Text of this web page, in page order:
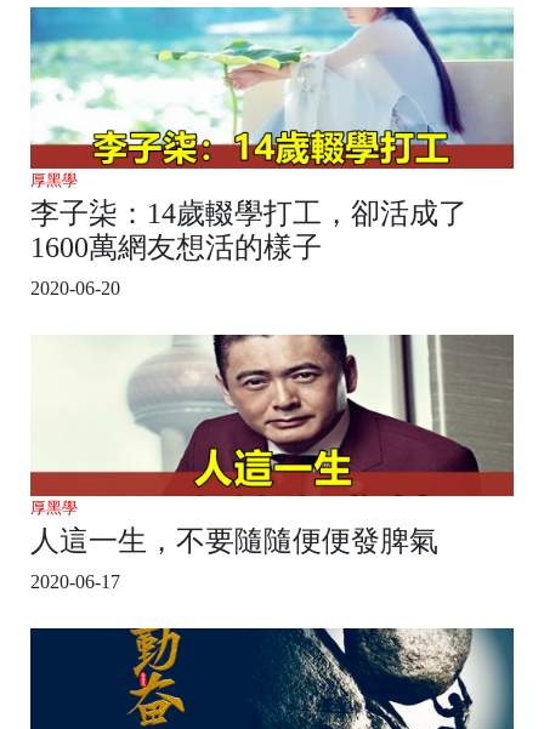
厚黑學
李子柒：14歲輟學打工，卻活成了
1600萬網友想活的樣子
2020-06-20
厚黑學
人這一生，不要隨隨便便發脾氣
2020-06-17